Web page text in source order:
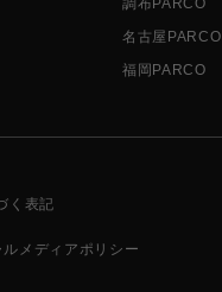
調布PARCO
名古屋PARCO
福岡PARCO
く表記
ルメディアポリシー